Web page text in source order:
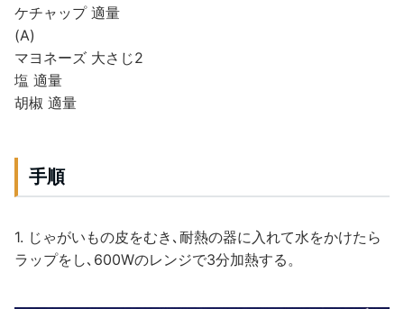
ケチャップ 適量
(A)
マヨネーズ 大さじ2
塩 適量
胡椒 適量
手順
1. じゃがいもの皮をむき､耐熱の器に入れて水をかけたら
ラップをし､600Wのレンジで3分加熱する。